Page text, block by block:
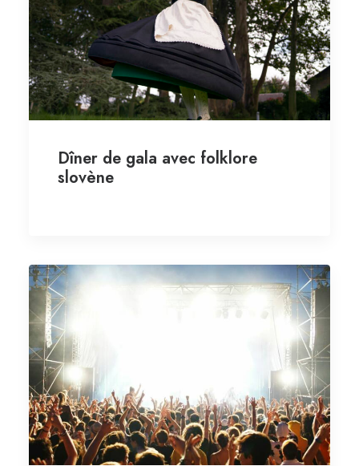
Dîner de gala avec folklore
slovène